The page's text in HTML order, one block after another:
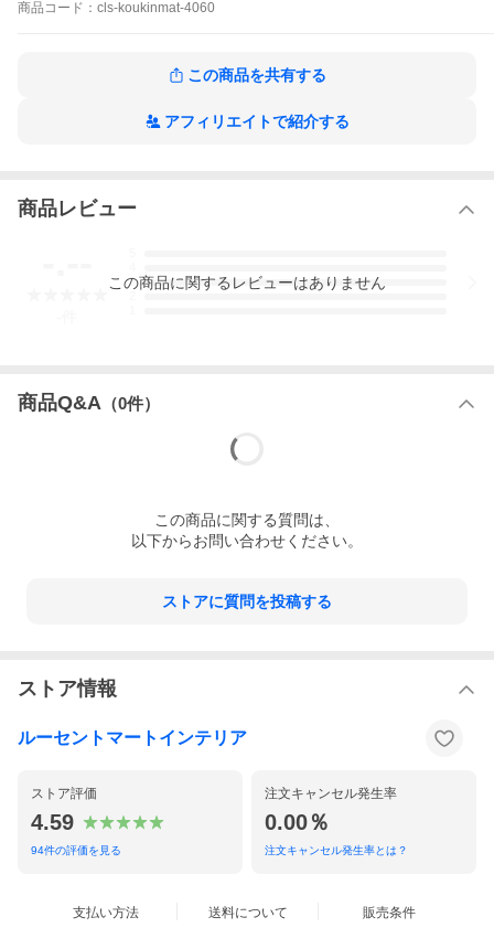
製造国：日本製
お問い合わせから、サイズ・ご住所を添えて、見積もりをご依頼
玄関マット エントランスマット 靴ふきマット 泥除けマット 水洗
商品 コード： cls-koukinmat-4060
この商品を共有する
アフィリエイトで紹介する
商品レビュー
3
この商品に関するレビューはありません
商品Q&A （0件）
この商品に関する質問は、
以下からお問い合わせください。
ストアに質問を投稿する
ストア情報
ルーセントマートインテリア
ストア評価
4.59
94件の評価を見る
注文キャンセル発生率
0.00％
注文キャンセル発生率とは？
支払い方法 送料について 販売条件